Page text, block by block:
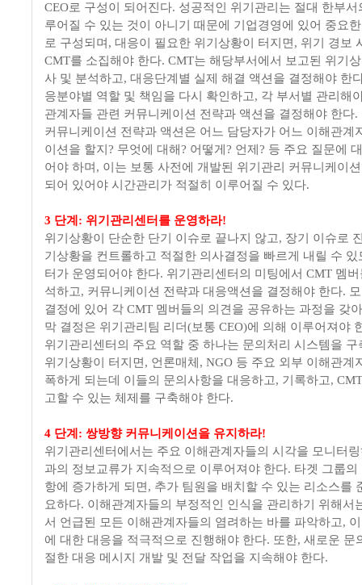
CEO로 구성이 되어진다. 성공적인 위기관리는 절대 한부서
루어질 수 있는 것이 아니기 때문에 기업경영에 있어 중요
로 구성되며, 대응이 필요한 위기상황이 터지면, 위기 경보
CMT를 소집해야 한다. CMT는 해당부서에서 보고된 위기
사 및 분석하고, 대응단계별 실제 해결 액션을 결정해야 한
응분야별 역할 및 책임을 다시 확인하고, 각 부서별 관리해
관계자들 관련 커뮤니케이션 전략과 액션을 결정해야 한다.
커뮤니케이션 전략과 액션은 어느 담당자가 어느 이해관계
이션을 할지? 무엇에 대해? 어떻게? 언제? 등 주요 질문에
어야 하며, 이는 보통 사전에 개발된 위기관리 커뮤니케이
되어 있어야 시간관리가 적절히 이루어질 수 있다.
3 단계: 위기관리센터를 운영하라!
위기상황이 단순한 단기 이슈로 끝나지 않고, 장기 이슈로
기상황을 컨트롤하고 적절한 의사결정을 빠르게 내릴 수
터가 운영되어야 한다. 위기관리센터의 미팅에서 CMT 멤
석하고, 커뮤니케이션 전략과 대응액션을 결정해야 한다.
결정에 있어 각 CMT 멤버들의 의견을 공유하는 과정을 갖
막 결정은 위기관리팀 리더(보통 CEO)에 의해 이루어져야
위기관리센터의 주요 역할 중 하나는 문의처리 시스템을 구
위기상황이 터지면, 언론매체, NGO 등 주요 외부 이해관계
폭하게 되는데 이들의 문의사항을 대응하고, 기록하고,
고할 수 있는 체제를 구축해야 한다.
4 단계: 쌍방향 커뮤니케이션을 유지하라!
위기관리센터에서는 주요 이해관계자들의 시각을 모니터
과의 정보교류가 지속적으로 이루어져야 한다. 타겟 그룹의
항에 증가하게 되면, 추가 팀원을 배치할 수 있는 리소스를
요하다. 이해관계자들의 부정적인 인식을 관리하기 위해서
서 언급된 모든 이해관계자들의 염려하는 바를 파악하고,
에 대한 대응을 적극적으로 진행해야 한다. 또한, 새로운 문
절한 대응 메시지 개발 및 전달 작업을 지속해야 한다.